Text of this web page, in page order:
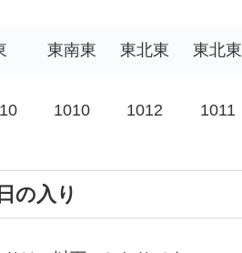
東南東 東北東 東北東
1010 1012 1011
の入り